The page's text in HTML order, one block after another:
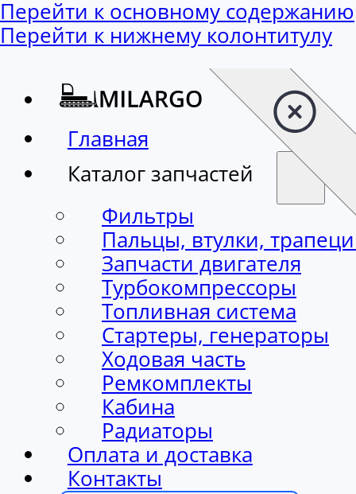
Перейти к основному содержанию
Перейти к нижнему колонтитулу
Главная
Каталог запчастей
Фильтры
Пальцы, втулки,
Запчасти двигателя
Турбокомпрессоры
Топливная система
Стартеры, генераторы
Ходовая часть
Ремкомплекты
Кабина
Радиаторы
Оплата и доставка
Контакты